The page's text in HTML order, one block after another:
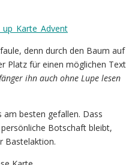
denn durch den Baum auf
Platz für einen möglichen Text
ihn auch ohne Lupe lesen
am besten gefallen. Dass
Botschaft bleibt,
Bastelaktion.